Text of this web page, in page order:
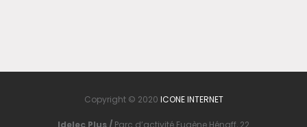
Copyright © 2020 ICONE INTERNET
Idelec Plus / Parc d’activité Eugène Hénaff, 22